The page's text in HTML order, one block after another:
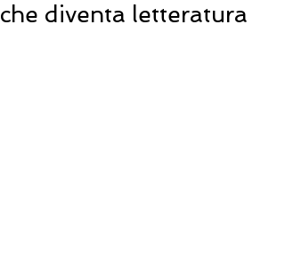
che diventa letteratura